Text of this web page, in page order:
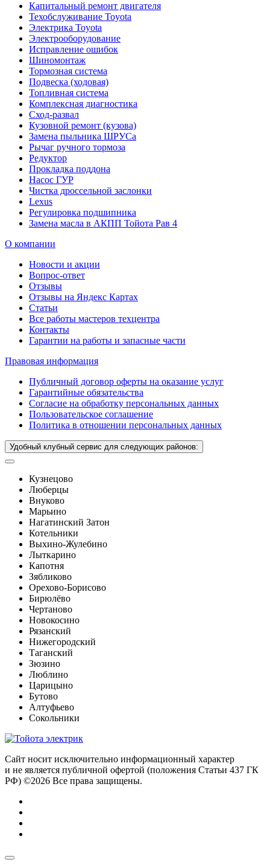
Капитальный ремонт двигателя
Техобслуживание Toyota
Электрика Toyota
Электрооборудование
Исправление ошибок
Шиномонтаж
Тормозная система
Подвеска (ходовая)
Топливная система
Комплексная диагностика
Сход-развал
Кузовной ремонт (кузова)
Замена пыльника ШРУСа
Рычаг ручного тормоза
Редуктор
Прокладка поддона
Насос ГУР
Чистка дроссельной заслонки
Lexus
Регулировка подшипника
Замена масла в АКПП Тойота Рав 4
О компании
Новости и акции
Вопрос-ответ
Отзывы
Отзывы на Яндекс Картах
Статьи
Все работы мастеров техцентра
Контакты
Гарантии на работы и запасные части
Правовая информация
Публичный договор оферты на оказание услуг
Гарантийные обязательства
Согласие на обработку персональных данных
Пользовательское соглашение
Политика в отношении персональных данных
Удобный клубный сервис для следующих районов:
Кузнецово
Люберцы
Внуково
Марьино
Нагатинский Затон
Котельники
Выхино-Жулебино
Лыткарино
Капотня
Зябликово
Орехово-Борисово
Бирюлёво
Чертаново
Новокосино
Рязанский
Нижегородский
Таганский
Зюзино
Люблино
Царицыно
Бутово
Алтуфьево
Сокольники
Сайт носит исключительно информационный характер
и не является публичной офертой (положения Статьи 437 ГК
РФ) ©2026 Все права защищены.